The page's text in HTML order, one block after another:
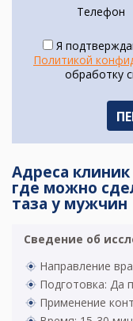
Телефон
Я
Политикой
обработку
Адреса
где можно
таза у мужчин
Сведение об
Направление
Подготовка:
Применение